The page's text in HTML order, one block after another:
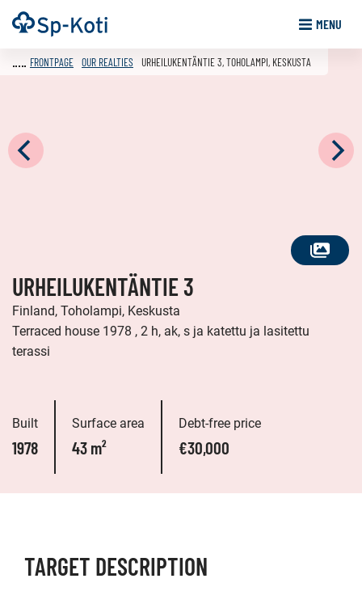
Go
to
Frontpage MENU
SEE
FRONTPAGE OUR REALTIES URHEILUKENTÄNTIE 3, TOHOLAMPI, KESKUSTA
URHEILUKENTÄNTIE 3
Finland, Toholampi, Keskusta
Terraced house 1978 , 2 h, ak, s ja katettu ja lasitettu
terassi
Built
1978
Surface area
43 m²
Debt-free price
€30,000
TARGET DESCRIPTION